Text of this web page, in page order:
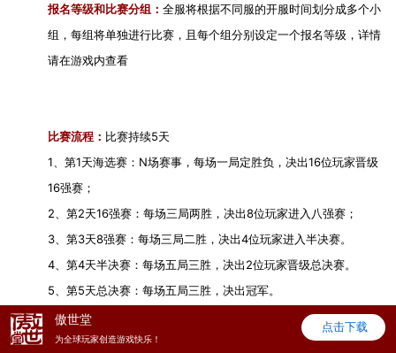
报名等级和比赛分组： 全服将根据不同服的开服时间划分成多个小
组，每组将单独进行比赛，且每个组分别设定一个报名等级，详情
请在游戏内查看
比赛流程： 比赛持续5天
1、第1天海选赛：N场赛事，每场一局定胜负，决出16位玩家晋级
16强赛；
2、第2天16强赛：每场三局两胜，决出8位玩家进入八强赛；
3、第3天8强赛：每场三局二胜，决出4位玩家进入半决赛。
4、第4天半决赛：每场五局三胜，决出2位玩家晋级总决赛。
5、第5天总决赛：每场五局三胜，决出冠军。
傲世堂
为全球玩家创造游戏快乐！
点击下载